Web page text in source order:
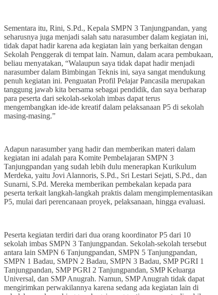
Sementara itu, Rini, S.Pd., Kepala SMPN 3 Tanjungpandan, yang
seharusnya juga menjadi salah satu narasumber dalam kegiatan ini,
tidak dapat hadir karena ada kegiatan lain yang berkaitan dengan
Sekolah Penggerak di tempat lain. Namun, dalam acara pembukaan,
beliau menyatakan, “Walaupun saya tidak dapat hadir menjadi
narasumber dalam Bimbingan Teknis ini, saya sangat mendukung
penuh kegiatan ini. Penguatan Profil Pelajar Pancasila merupakan
tanggung jawab kita bersama sebagai pendidik, dan saya berharap
para peserta dari sekolah-sekolah imbas dapat terus
mengembangkan ide-ide kreatif dalam pelaksanaan P5 di sekolah
masing-masing.”
Adapun narasumber yang hadir dan memberikan materi dalam
kegiatan ini adalah para Komite Pembelajaran SMPN 3
Tanjungpandan yang sudah lebih dulu menerapkan Kurikulum
Merdeka, yaitu Jovi Alannoris, S.Pd., Sri Lestari Sejati, S.Pd., dan
Sunarni, S.Pd. Mereka memberikan pembekalan kepada para
peserta terkait langkah-langkah praktis dalam mengimplementasikan
P5, mulai dari perencanaan proyek, pelaksanaan, hingga evaluasi.
Peserta kegiatan terdiri dari dua orang koordinator P5 dari 10
sekolah imbas SMPN 3 Tanjungpandan. Sekolah-sekolah tersebut
antara lain SMPN 6 Tanjungpandan, SMPN 5 Tanjungpandan,
SMPN 1 Badau, SMPN 2 Badau, SMPN 3 Badau, SMP PGRI 1
Tanjungpandan, SMP PGRI 2 Tanjungpandan, SMP Keluarga
Universal, dan SMP Anugrah. Namun, SMP Anugrah tidak dapat
mengirimkan perwakilannya karena sedang ada kegiatan lain di